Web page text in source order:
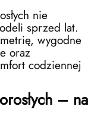
nie
sprzed lat.
wygodne
oraz
codziennej
– na